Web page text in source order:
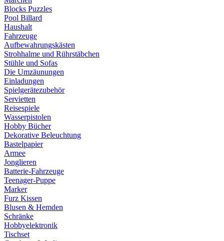
Blocks Puzzles
Pool Billard
Haushalt
Fahrzeuge
Aufbewahrungskästen
Strohhalme und Rührstäbchen
Stühle und Sofas
Die Umzäunungen
Einladungen
Spielgerätezubehör
Servietten
Reisespiele
Wasserpistolen
Hobby Bücher
Dekorative Beleuchtung
Bastelpapier
Armee
Jonglieren
Batterie-Fahrzeuge
Teenager-Puppe
Marker
Furz Kissen
Blusen & Hemden
Schränke
Hobbyelektronik
Tischset